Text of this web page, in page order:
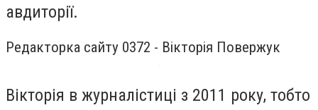
авдиторії.
Редакторка сайту 0372 - Вікторія Повержук
Вікторія в журналістиці з 2011 року, тобто